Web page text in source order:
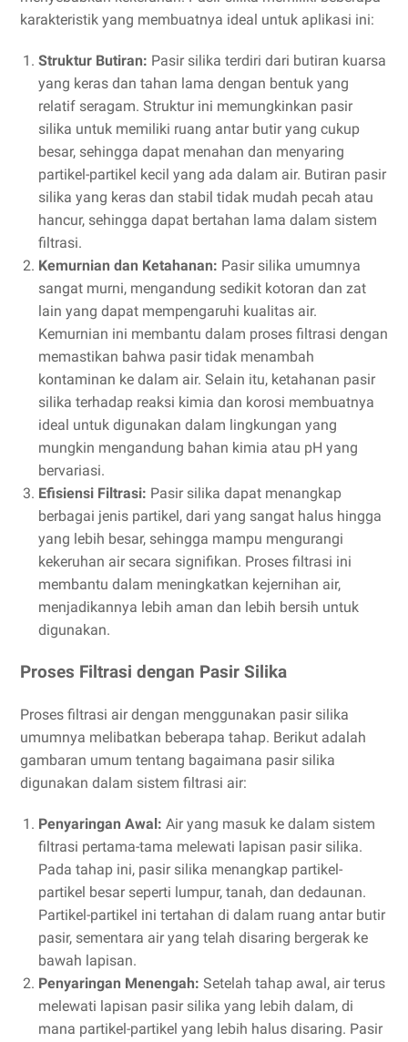
karakteristik yang membuatnya ideal untuk aplikasi ini:
Struktur Butiran: Pasir silika terdiri dari butiran kuarsa
yang keras dan tahan lama dengan bentuk yang
relatif seragam. Struktur ini memungkinkan pasir
silika untuk memiliki ruang antar butir yang cukup
besar, sehingga dapat menahan dan menyaring
partikel-partikel kecil yang ada dalam air. Butiran pasir
silika yang keras dan stabil tidak mudah pecah atau
hancur, sehingga dapat bertahan lama dalam sistem
filtrasi.
Kemurnian dan Ketahanan: Pasir silika umumnya
sangat murni, mengandung sedikit kotoran dan zat
lain yang dapat mempengaruhi kualitas air.
Kemurnian ini membantu dalam proses filtrasi dengan
memastikan bahwa pasir tidak menambah
kontaminan ke dalam air. Selain itu, ketahanan pasir
silika terhadap reaksi kimia dan korosi membuatnya
ideal untuk digunakan dalam lingkungan yang
mungkin mengandung bahan kimia atau pH yang
bervariasi.
Efisiensi Filtrasi: Pasir silika dapat menangkap
berbagai jenis partikel, dari yang sangat halus hingga
yang lebih besar, sehingga mampu mengurangi
kekeruhan air secara signifikan. Proses filtrasi ini
membantu dalam meningkatkan kejernihan air,
menjadikannya lebih aman dan lebih bersih untuk
digunakan.
Proses Filtrasi dengan Pasir Silika
Proses filtrasi air dengan menggunakan pasir silika
umumnya melibatkan beberapa tahap. Berikut adalah
gambaran umum tentang bagaimana pasir silika
digunakan dalam sistem filtrasi air:
Penyaringan Awal: Air yang masuk ke dalam sistem
filtrasi pertama-tama melewati lapisan pasir silika.
Pada tahap ini, pasir silika menangkap partikel-
partikel besar seperti lumpur, tanah, dan dedaunan.
Partikel-partikel ini tertahan di dalam ruang antar butir
pasir, sementara air yang telah disaring bergerak ke
bawah lapisan.
Penyaringan Menengah: Setelah tahap awal, air terus
melewati lapisan pasir silika yang lebih dalam, di
mana partikel-partikel yang lebih halus disaring. Pasir